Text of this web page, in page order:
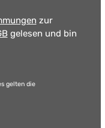
zur
gelesen und bin
gelten die